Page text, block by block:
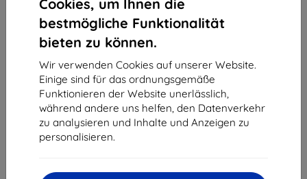
Cookies, um Ihnen die
bestmögliche Funktionalität
bieten zu können.
Wir verwenden Cookies auf unserer Website.
Einige sind für das ordnungsgemäße
Funktionieren der Website unerlässlich,
während andere uns helfen, den Datenverkehr
zu analysieren und Inhalte und Anzeigen zu
personalisieren.
Shield-Sk s.r.o.
Ulica Rudolfa Mocka 3750/2A
841 04 Bratislava
Unternehmens-ID:46701494
USt-IdNr.:SK2023549671